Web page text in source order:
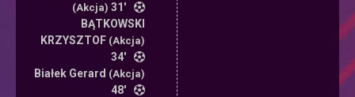
(Akcja) 31'
BĄTKOWSKI
KRZYSZTOF (Akcja)
34'
Białek Gerard (Akcja)
48'